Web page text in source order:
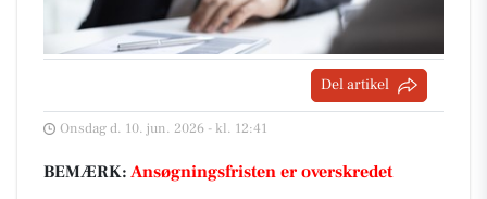
Del artikel
Onsdag d. 10. jun. 2026 - kl. 12:41
BEMÆRK: Ansøgningsfristen er overskredet